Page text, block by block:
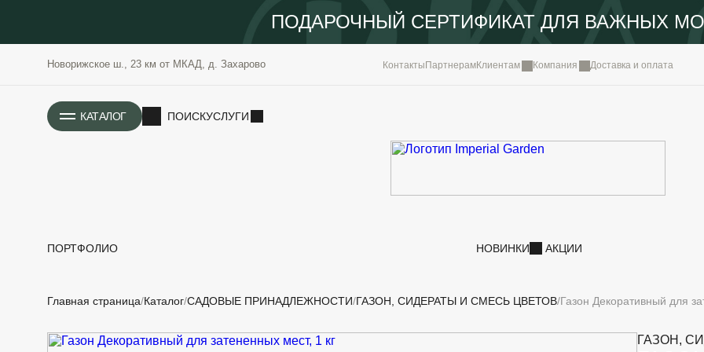
ПОДАРОЧНЫЙ СЕРТИФИКАТ ДЛЯ ВАЖНЫХ
Новорижское ш., 23 км от МКАД, д. Захарово Контакты ПартнерамКлиентам Компания Доставка и оплата
КАТАЛОГ ПОИСКУСЛУГИ
ПОРТФОЛИО НОВИНКИ АКЦИИ
РАСТЕНИЯ
ОЗЕЛЕНЕНИЕ
ИСТОРИЯ
Главная страница Каталог САДОВЫЕ ПРИНАДЛЕЖНОСТИ ГАЗОН, СИДЕРАТЫ И СМЕСЬ ЦВЕТОВ Газон Декоративный для
ГАЗОН,